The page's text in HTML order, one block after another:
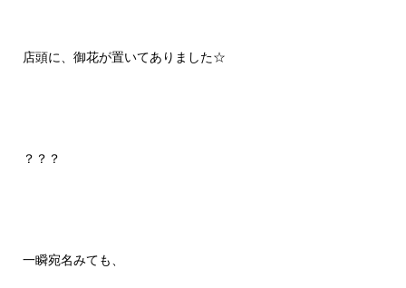
店頭に、御花が置いてありました☆
？？？
一瞬宛名みても、